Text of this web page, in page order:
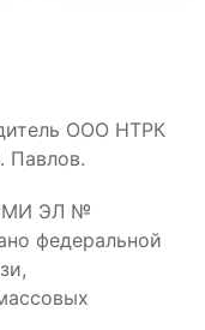
ООО НТРК
Павлов.
СМИ ЭЛ №
федеральной